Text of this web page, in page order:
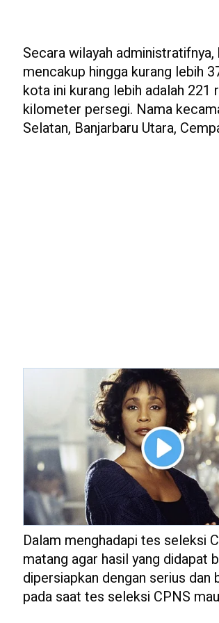
Secara wilayah
mencakup hingga kurang lebih
kota ini kurang lebih adalah 221
kilometer persegi. Nama
Selatan, Banjarbaru Utara,
Dalam menghadapi tes seleksi
matang agar hasil yang didapat
dipersiapkan dengan serius
pada saat tes seleksi CPNS